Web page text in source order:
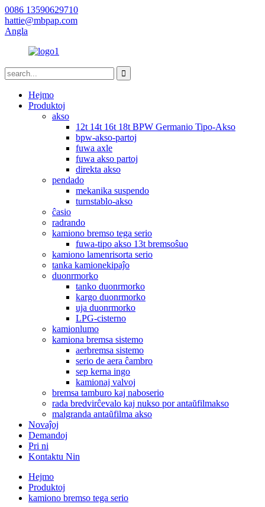
0086 13590629710
hattie@mbpap.com
Angla
Hejmo
Produktoj
akso
12t 14t 16t 18t BPW Germanio Tipo-Akso
bpw-akso-partoj
fuwa axle
fuwa akso partoj
direkta akso
pendado
mekanika suspendo
turnstablo-akso
ĉasio
radrando
kamiono bremso tega serio
fuwa-tipo akso 13t bremsoŝuo
kamiono lamenrisorta serio
tanka kamionekipaĵo
duonrmorko
tanko duonrmorko
kargo duonrmorko
uja duonrmorko
LPG-cisterno
kamionlumo
kamiona bremsa sistemo
aerbremsa sistemo
serio de aera ĉambro
sep kerna ingo
kamionaj valvoj
bremsa tamburo kaj naboserio
rada bredvirĉevalo kaj nukso por antaŭfilmakso
malgranda antaŭfilma akso
Novaĵoj
Demandoj
Pri ni
Kontaktu Nin
Hejmo
Produktoj
kamiono bremso tega serio